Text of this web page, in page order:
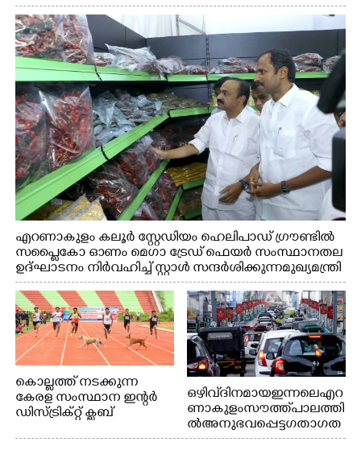
എറണാകുളം കലൂർ സ്റ്റേഡിയം ഹെലിപാഡ് ഗ്രൗണ്ടിൽ
സപ്ളൈകോ ഓണം മെഗാ ട്രേഡ് ഫെയർ സംസ്ഥാനതല
ഉദ്ഘാടനം നിർവഹിച്ച് സ്റ്റാൾ സന്ദർശിക്കുന്ന മുഖ്യമന്ത്രി
വി.ഡി. സതീശൻ. മന്ത്രി അനൂപ് ജേക്കബ് സമീപം
കൊല്ലത്ത് നടക്കുന്ന
കേരള സംസ്ഥാന ഇന്റർ
ഡിസ്ട്രിക്റ്റ് ക്ലബ്
ഒഴിവ് ദിനമായ ഇന്നലെ എറ
ണാകുളം സൗത്ത് പാലത്തി
ൽ അനുഭവപ്പെട്ട ഗതാഗത
ക്കുരുക്ക്